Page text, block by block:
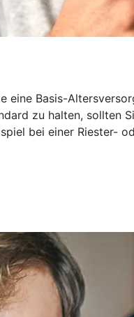
eine Basis-
zu halten,
bei einer Riester-